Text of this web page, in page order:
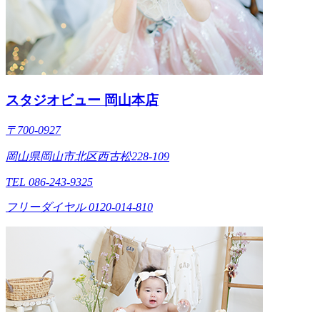
スタジオビュー 岡山本店
〒700-0927
岡山県岡山市北区西古松228-109
TEL 086-243-9325
フリーダイヤル 0120-014-810